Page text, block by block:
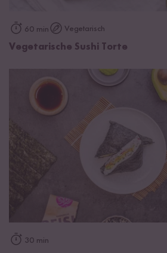
60 min Vegetarisch
Vegetarische Sushi Torte
30 min